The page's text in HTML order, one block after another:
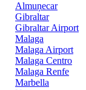
Almuņecar
Gibraltar
Gibraltar Airport
Malaga
Malaga Airport
Malaga Centro
Malaga Renfe
Marbella